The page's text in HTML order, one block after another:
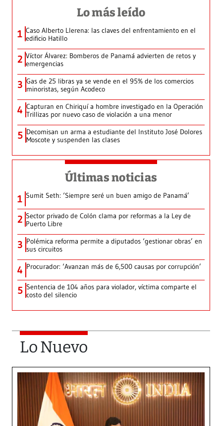
Lo más leído
1 Caso Alberto Llerena: las claves del enfrentamiento en el
edificio Hatillo
2 Víctor Álvarez: Bomberos de Panamá advierten de retos y
emergencias
3 Gas de 25 libras ya se vende en el 95% de los comercios
minoristas, según Acodeco
4 Capturan en Chiriquí a hombre investigado en la Operación
Trillizas por nuevo caso de violación a una menor
5 Decomisan un arma a estudiante del Instituto José Dolores
Moscote y suspenden las clases
Últimas noticias
1 Sumit Seth: ‘Siempre seré un buen amigo de Panamá’
2 Sector privado de Colón clama por reformas a la Ley de
Puerto Libre
3 Polémica reforma permite a diputados ‘gestionar obras’ en
sus circuitos
4 Procurador: ‘Avanzan más de 6,500 causas por corrupción’
5 Sentencia de 104 años para violador, víctima comparte el
costo del silencio
Lo Nuevo